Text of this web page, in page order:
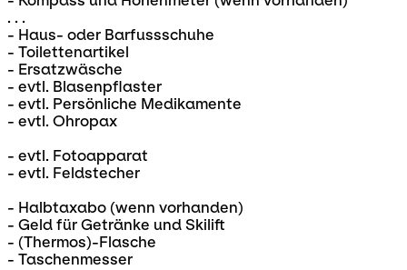
. . .
- Haus- oder Barfussschuhe
- Toilettenartikel
- Ersatzwäsche
- evtl. Blasenpflaster
- evtl. Persönliche Medikamente
- evtl. Ohropax
- evtl. Fotoapparat
- evtl. Feldstecher
- Halbtaxabo (wenn vorhanden)
- Geld für Getränke und Skilift
- (Thermos)-Flasche
- Taschenmesser